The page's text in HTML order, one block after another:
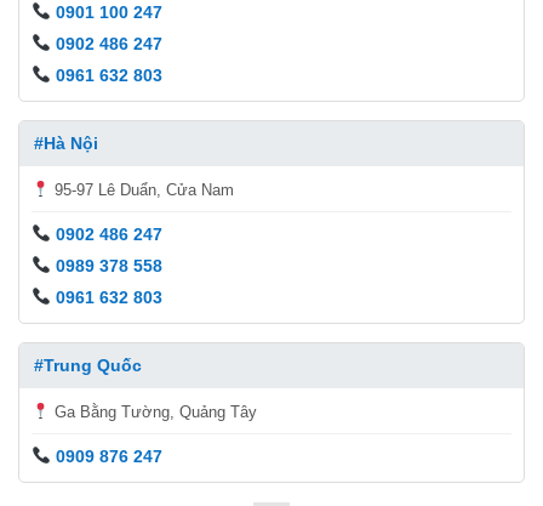
0901 100 247
0902 486 247
0961 632 803
#Hà Nội
95-97 Lê Duẩn, Cửa Nam
0902 486 247
0989 378 558
0961 632 803
#Trung Quốc
Ga Bằng Tường, Quảng Tây
0909 876 247